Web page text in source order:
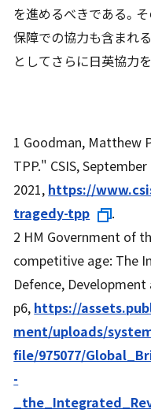
を進めるべきである。
保障での協力も含まれ
としてさらに日英協力
1 Goodman, Matthew
TPP." CSIS, September
2021, https://
tragedy-tpp
.
2 HM Government of
competitive age: The
Defence,
p6, https://
ment/uploads/
file/975077/
-